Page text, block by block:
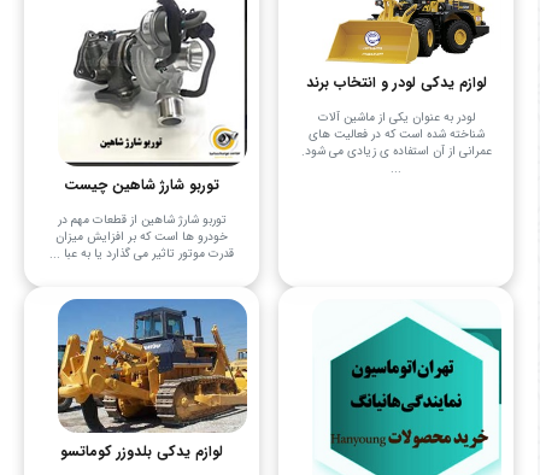
لوازم یدکی لودر و انتخاب برند
لودر به عنوان یکی از ماشین آلات
شناخته شده است که در فعالیت های
عمرانی از آن استفاده ی زیادی می شود.
...
توربو شارژ شاهین چیست
توربو شارژ شاهین از قطعات مهم در
خودرو ها است که بر افزایش میزان
قدرت موتور تاثیر می گذارد یا به عبا ...
لوازم یدکی بلدوزر کوماتسو